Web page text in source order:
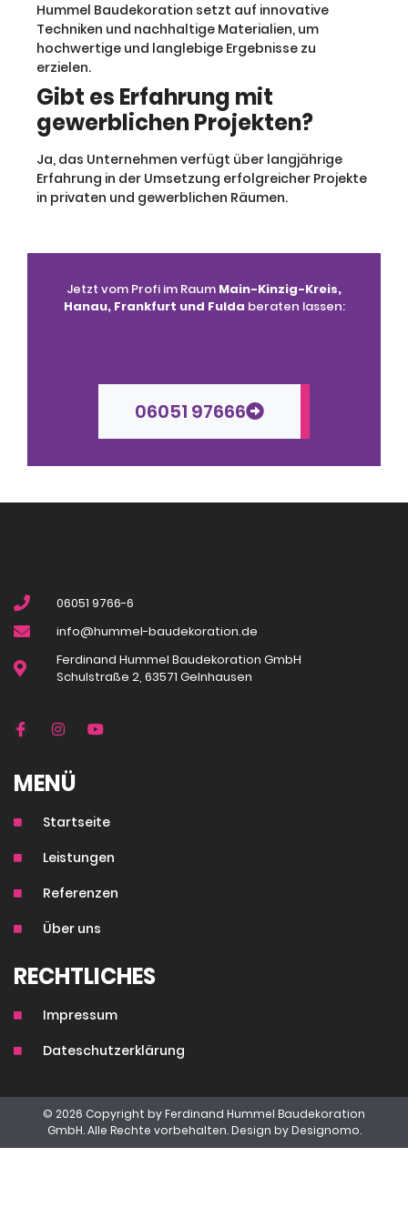
Hummel Baudekoration setzt auf innovative
Techniken und nachhaltige Materialien, um
hochwertige und langlebige Ergebnisse zu
erzielen.
Gibt es Erfahrung mit
gewerblichen Projekten?
Ja, das Unternehmen verfügt über langjährige
Erfahrung in der Umsetzung erfolgreicher Projekte
in privaten und gewerblichen Räumen.
Jetzt vom Profi im Raum Main-Kinzig-Kreis,
Hanau, Frankfurt und Fulda beraten lassen:
06051 97666
06051 9766-6
info@hummel-baudekoration.de
Ferdinand Hummel Baudekoration GmbH
Schulstraße 2, 63571 Gelnhausen
MENÜ
Startseite
Leistungen
Referenzen
Über uns
RECHTLICHES
Impressum
Dateschutzerklärung
© 2026 Copyright by Ferdinand Hummel Baudekoration
GmbH. Alle Rechte vorbehalten. Design byDesignomo.